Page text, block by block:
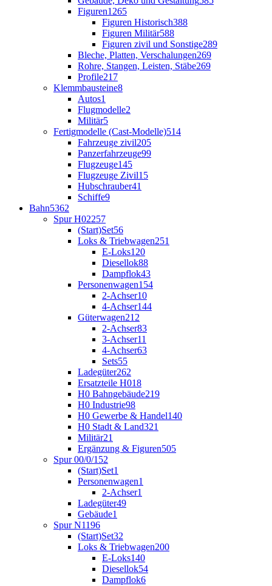
Figuren1265
Figuren Historisch388
Figuren Militär588
Figuren zivil und Sonstige289
Bleche, Platten, Verschalungen269
Rohre, Stangen, Leisten, Stäbe269
Profile217
Klemmbausteine8
Autos1
Flugmodelle2
Militär5
Fertigmodelle (Cast-Modelle)514
Fahrzeuge zivil205
Panzerfahrzeuge99
Flugzeuge145
Flugzeuge Zivil15
Hubschrauber41
Schiffe9
Bahn5362
Spur H02257
(Start)Set56
Loks & Triebwagen251
E-Loks120
Diesellok88
Dampflok43
Personenwagen154
2-Achser10
4-Achser144
Güterwagen212
2-Achser83
3-Achser11
4-Achser63
Sets55
Ladegüter262
Ersatzteile H018
H0 Bahngebäude219
H0 Industrie98
H0 Gewerbe & Handel140
H0 Stadt & Land321
Militär21
Ergänzung & Figuren505
Spur 00/0/1 52
(Start)Set1
Personenwagen1
2-Achser1
Ladegüter49
Gebäude1
Spur N1196
(Start)Set32
Loks & Triebwagen200
E-Loks140
Diesellok54
Dampflok6